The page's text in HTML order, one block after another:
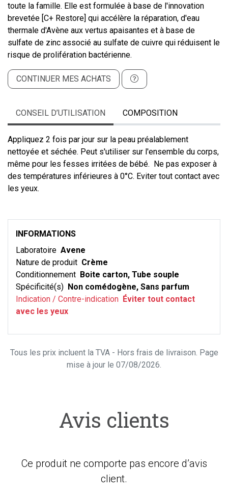
toute la famille. Elle est formulée à base de l'innovation
brevetée [C+ Restore] qui accélère la réparation, d'eau
thermale d'Avène aux vertus apaisantes et à base de
sulfate de zinc associé au sulfate de cuivre qui réduisent le
risque de prolifération bactérienne.
CONTINUER MES ACHATS
CONSEIL D’UTILISATION COMPOSITION
Appliquez 2 fois par jour sur la peau préalablement
nettoyée et séchée. Peut s'utiliser sur l'ensemble du corps,
même pour les fesses irritées de bébé. Ne pas exposer à
des températures inférieures à 0°C. Eviter tout contact avec
les yeux.
INFORMATIONS
Laboratoire Avene
Nature de produit Crème
Conditionnement Boite carton, Tube souple
Spécificité(s) Non comédogène, Sans parfum
Indication / Contre-indication Éviter tout contact
avec les yeux
Tous les prix incluent la TVA - Hors frais de livraison. Page
mise à jour le 07/08/2026.
Avis clients
Ce produit ne comporte pas encore d’avis
client.